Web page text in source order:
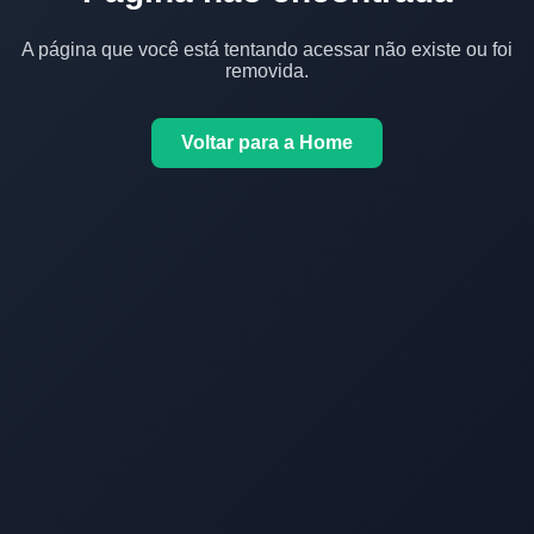
A página que você está tentando acessar não existe ou foi
removida.
Voltar para a Home